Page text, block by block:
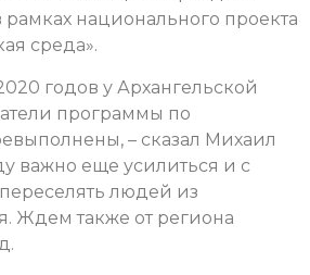
рамках национального проекта
среда».
годов у Архангельской
программы по
– сказал Михаил
важно еще усилиться и с
людей из
Ждем также от региона